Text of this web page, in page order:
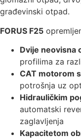
građevinski otpad.
FORUS F25
Dvije neovisna
profilima za
CAT motorom
potrošnja uz
Hidrauličkim
automatski
zaglavljenja
Kapacitetom